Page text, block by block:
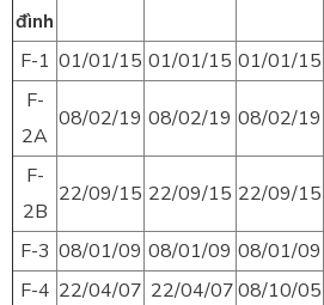
đình
F-1 01/01/15 01/01/15 01/01/15
F-
2A
08/02/19 08/02/19 08/02/19
F-
2B
22/09/15 22/09/15 22/09/15
F-3 08/01/09 08/01/09 08/01/09
F-4 22/04/07 22/04/0708/10/05